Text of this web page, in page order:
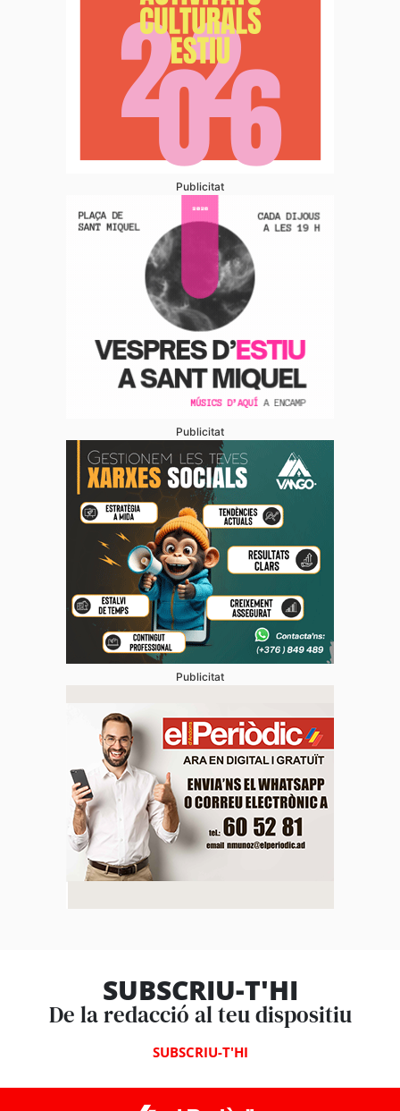
Publicitat
Publicitat
Publicitat
SUBSCRIU-T'HI
De la redacció al teu dispositiu
SUBSCRIU-T'HI